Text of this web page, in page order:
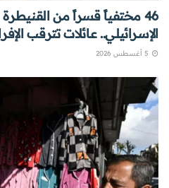
46 مختفياً قسراً من
الإسرائيلي.. عائلات تترقب